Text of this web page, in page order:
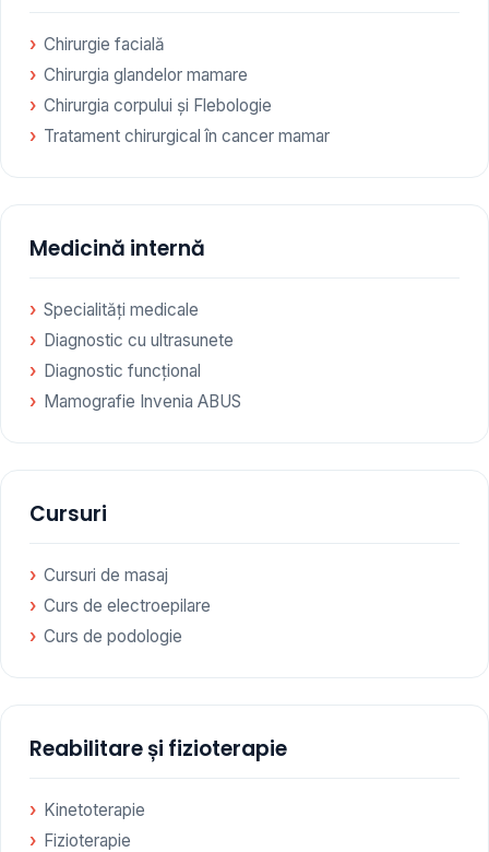
Chirurgie facială
Chirurgia glandelor mamare
Chirurgia corpului și Flebologie
Tratament chirurgical în cancer mamar
Medicină internă
Specialități medicale
Diagnostic cu ultrasunete
Diagnostic funcțional
Mamografie Invenia ABUS
Cursuri
Cursuri de masaj
Curs de electroepilare
Curs de podologie
Reabilitare și fizioterapie
Kinetoterapie
Fizioterapie